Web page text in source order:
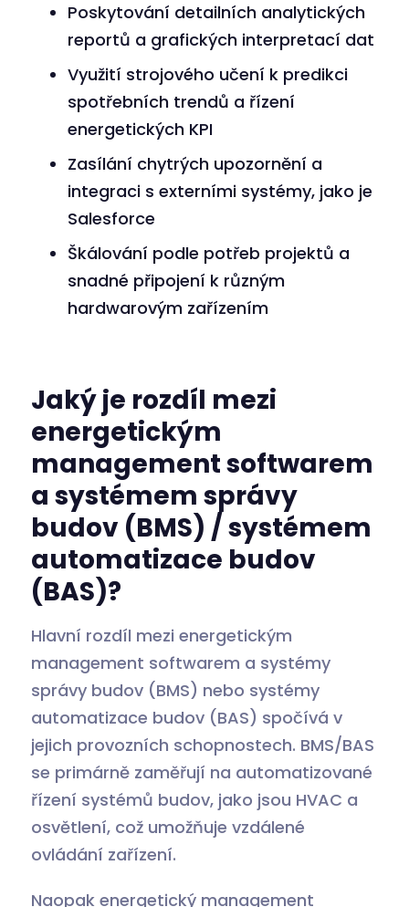
Poskytování detailních analytických
reportů a grafických interpretací dat
Využití strojového učení k predikci
spotřebních trendů a řízení
energetických KPI
Zasílání chytrých upozornění a
integraci s externími systémy, jako je
Salesforce
Škálování podle potřeb projektů a
snadné připojení k různým
hardwarovým zařízením
Jaký je rozdíl mezi
energetickým
management softwarem
a systémem správy
budov (BMS) / systémem
automatizace budov
(BAS)?
Hlavní rozdíl mezi energetickým
management softwarem a systémy
správy budov (BMS) nebo systémy
automatizace budov (BAS) spočívá v
jejich provozních schopnostech. BMS/BAS
se primárně zaměřují na automatizované
řízení systémů budov, jako jsou HVAC a
osvětlení, což umožňuje vzdálené
ovládání zařízení.
Naopak energetický management